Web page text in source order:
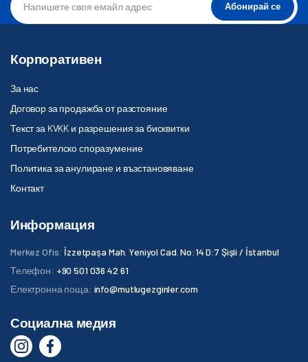
Абонирай се
Корпоративен
За нас
Договор за продажба от разстояние
Текст за KVKK и разрешения за бисквитки
Потребителско споразумение
Политика за анулиране и възстановяване
Контакт
Информация
Merkez Ofis: İzzetpaşa Mah. Yeniyol Cad. No:14 D:7 Şişli / İstanbul
Телефон: +90 501 036 42 61
Електронна поща: info@mutlugezginler.com
Социална медия